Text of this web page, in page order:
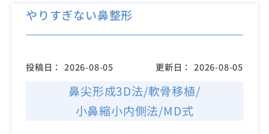
やりすぎない鼻整形
投稿日： 2026-08-05 更新日： 2026-08-05
鼻尖形成3D法/軟骨移植/
小鼻縮小内側法/MD式